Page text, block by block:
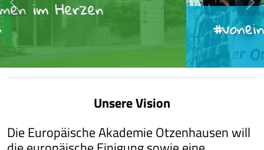
#voneinanderlernen#spaßhaben
mehr
zurück
Unsere Vision
Die Europäische Akademie Otzenhausen will